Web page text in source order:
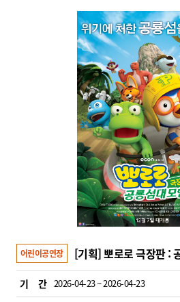
어린이공연장 [기획] 뽀로로 극장판 :
기 간 2026-04-23 ~ 2026-04-23